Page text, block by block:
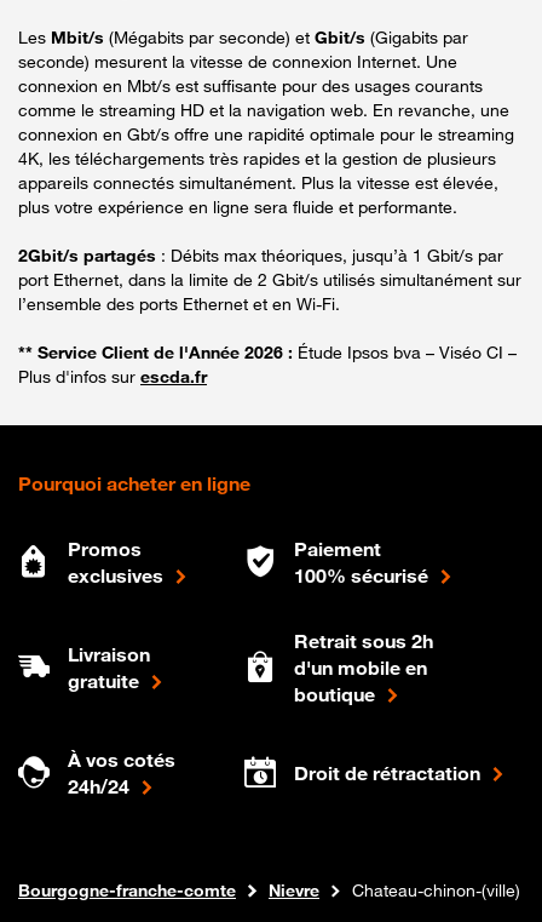
Les Mbit/s (Mégabits par seconde) et Gbit/s (Gigabits par
seconde) mesurent la vitesse de connexion Internet. Une
connexion en Mbt/s est suffisante pour des usages courants
comme le streaming HD et la navigation web. En revanche, une
connexion en Gbt/s offre une rapidité optimale pour le streaming
4K, les téléchargements très rapides et la gestion de plusieurs
appareils connectés simultanément. Plus la vitesse est élevée,
plus votre expérience en ligne sera fluide et performante.
2Gbit/s partagés : Débits max théoriques, jusqu’à 1 Gbit/s par
port Ethernet, dans la limite de 2 Gbit/s utilisés simultanément sur
l’ensemble des ports Ethernet et en Wi-Fi.
** Service Client de l'Année 2026 : Étude Ipsos bva – Viséo CI –
Plus d'infos sur escda.fr
Pourquoi acheter en ligne
Promos
exclusives
Paiement
100% sécurisé
Livraison
gratuite
Retrait sous 2h
d'un mobile en
boutique
À vos cotés
24h/24
Droit de rétractation
Boutique Orange
Internet fibre
Bourgogne-franche-comte Nievre Chateau-chinon-(ville)